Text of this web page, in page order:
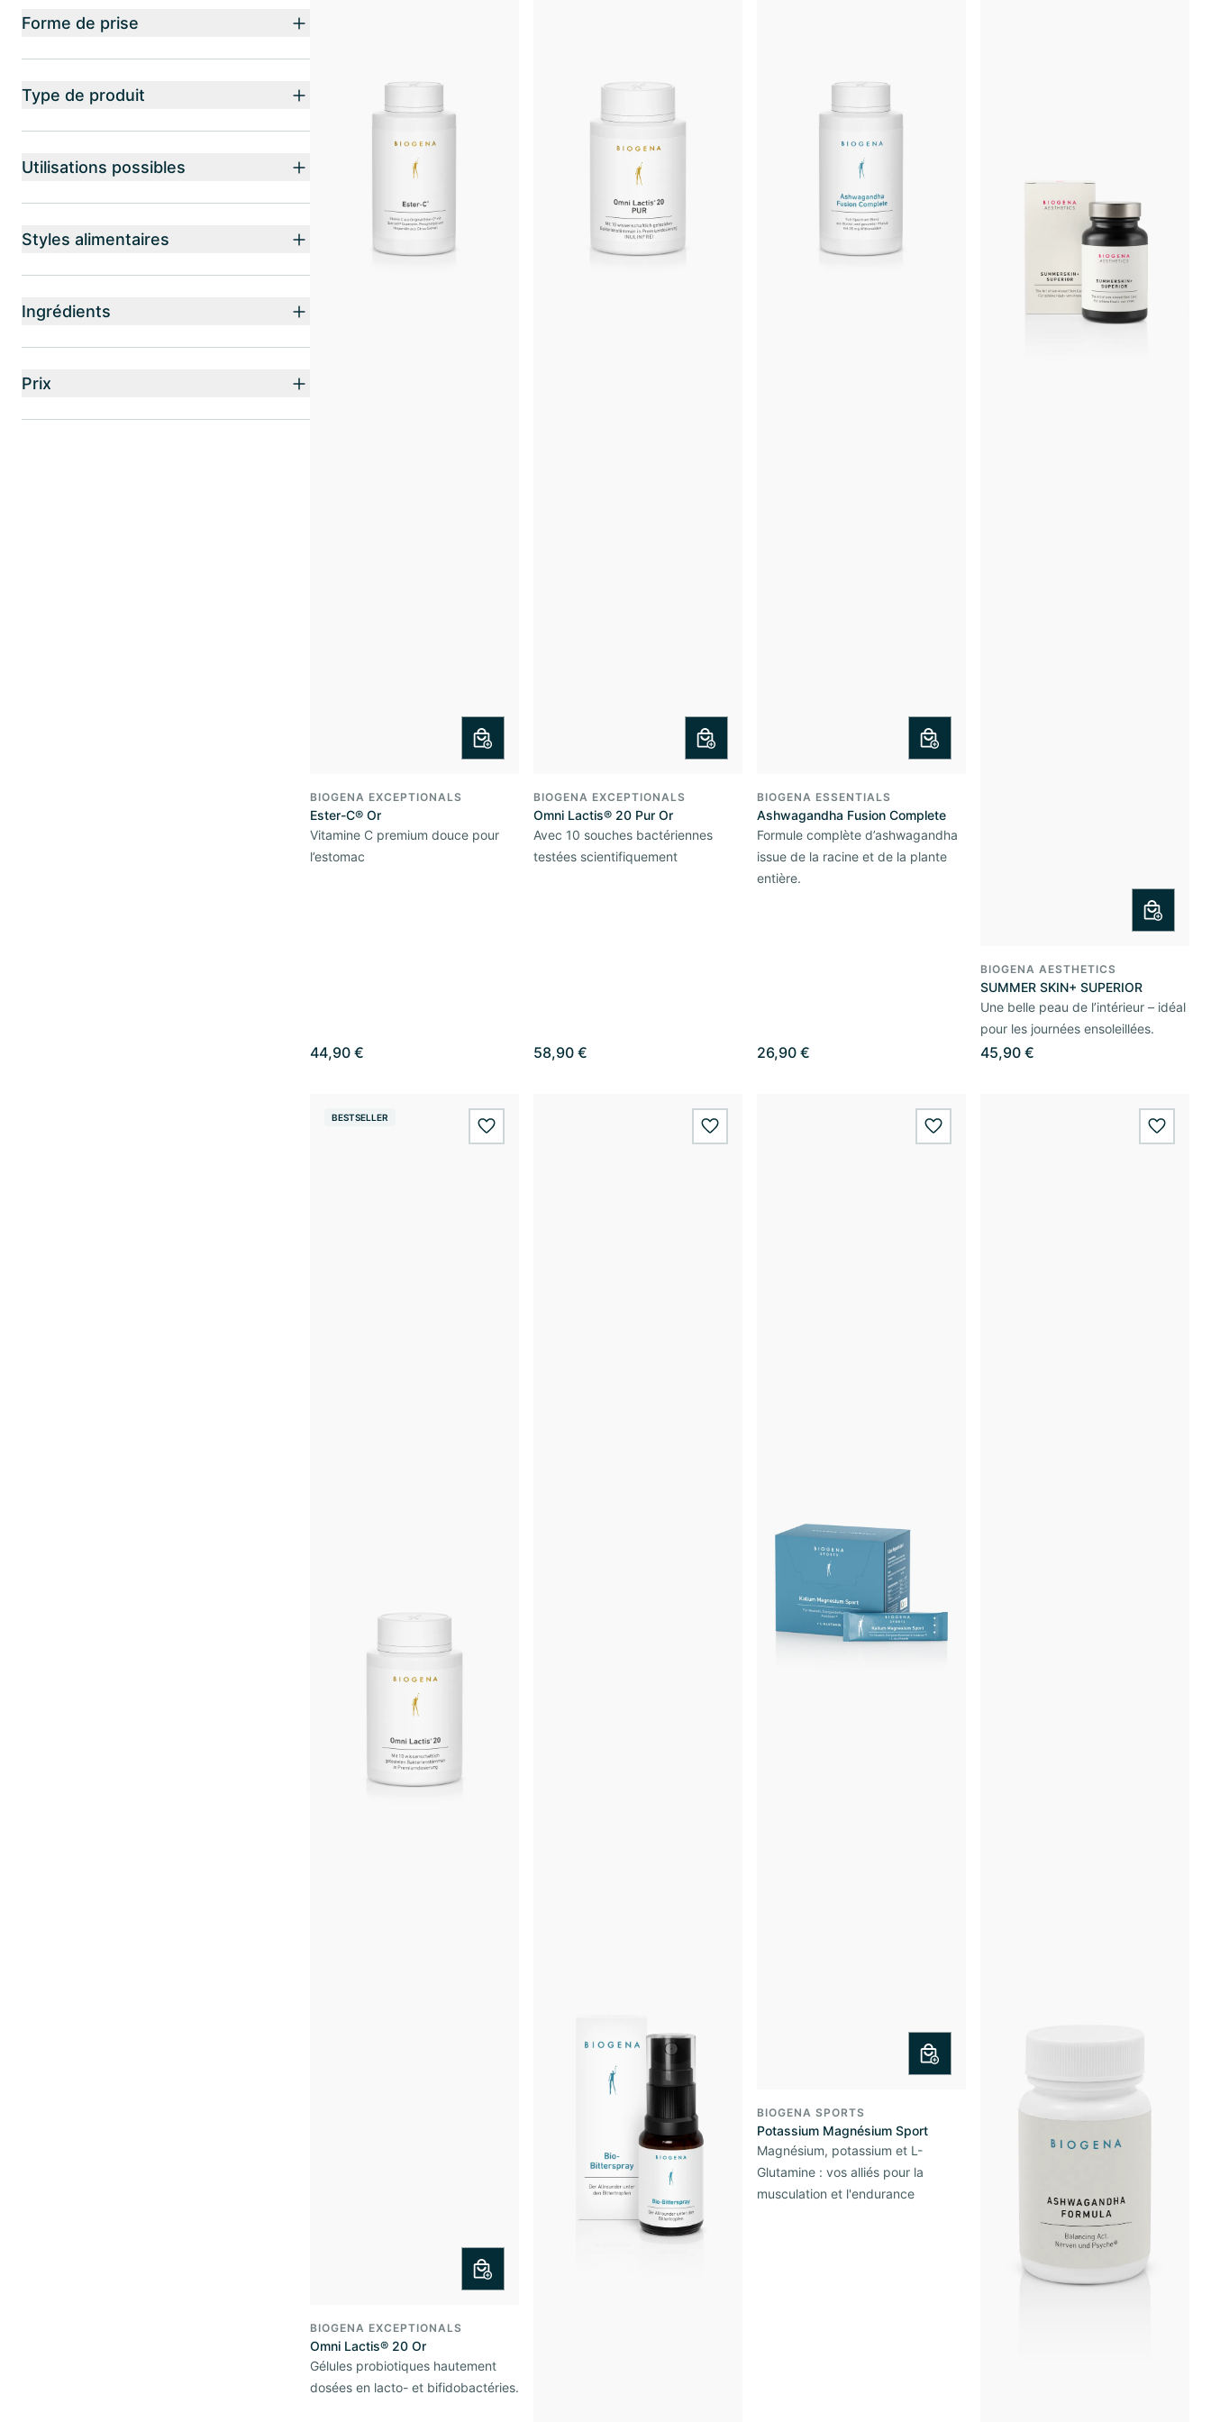
BIOGENA EXCEPTIONALS
Ester-C® Or
Vitamine C premium douce pour
l’estomac
44,90 €
BIOGENA EXCEPTIONALS
Omni Lactis® 20 Pur Or
Avec 10 souches bactériennes
testées scientifiquement
58,90 €
BIOGENA ESSENTIALS
Ashwagandha Fusion Complete
Formule complète d’ashwagandha
issue de la racine et de la plante
entière.
26,90 €
BIOGENA AESTHETICS
SUMMER SKIN+ SUPERIOR
Une belle peau de l’intérieur – idéal
pour les journées ensoleillées.
45,90 €
BESTSELLER
wishlist.add
BIOGENA EXCEPTIONALS
Omni Lactis® 20 Or
Gélules probiotiques hautement
dosées en lacto- et bifidobactéries.
wishlist.add wishlist.add
BIOGENA SPORTS
Potassium Magnésium Sport
Magnésium, potassium et L-
Glutamine : vos alliés pour la
musculation et l'endurance
Forme de prise
Type de produit
Utilisations possibles
Styles alimentaires
Ingrédients
Prix